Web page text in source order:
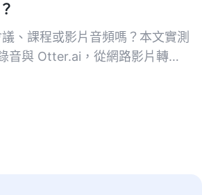
、課程或影片音頻嗎？本文實測
音與 Otter.ai，從網路影片轉